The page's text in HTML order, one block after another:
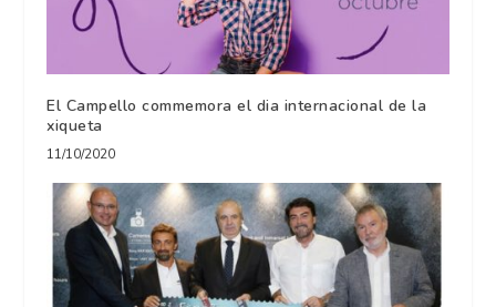
El Campello commemora el dia internacional de la
xiqueta
11/10/2020